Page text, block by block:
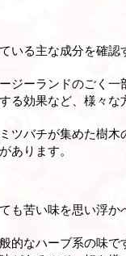
いる主な成分を確
ジーランドのごく
る効果など、様々な
ツバチが集めた樹
あります。
も苦い味を思い浮か
的なハーブ系の味